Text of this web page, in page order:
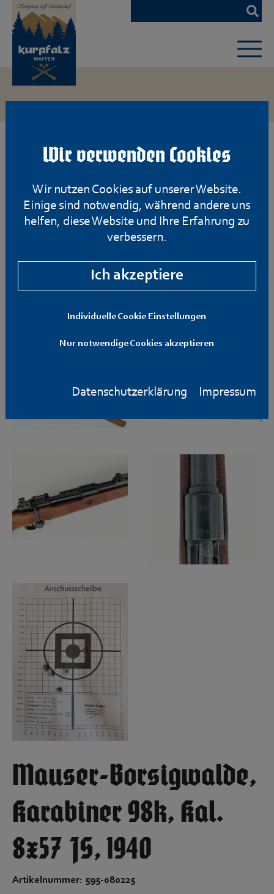
Wir verwenden Cookies
Wir nutzen Cookies auf unserer Website.
Einige sind notwendig, während andere uns
helfen, diese Website und Ihre Erfahrung zu
verbessern.
Ich akzeptiere
Individuelle Cookie Einstellungen
Nur notwendige Cookies akzeptieren
Datenschutzerklärung Impressum
Zum
Hauptinhalt
springen
Mauser-Borsigwalde,
Karabiner 98k, Kal.
8x57 JS, 1940
Artikelnummer: 595-080225